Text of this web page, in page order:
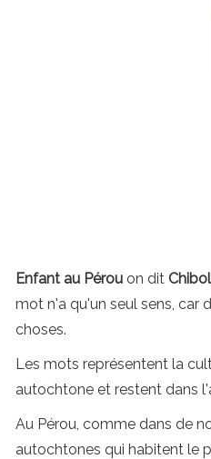
Enfant au Pérou on dit
mot n'a qu'un seul sens, car
choses.
Les mots représentent la
autochtone et restent dans
Au Pérou, comme dans de
autochtones qui habitent le